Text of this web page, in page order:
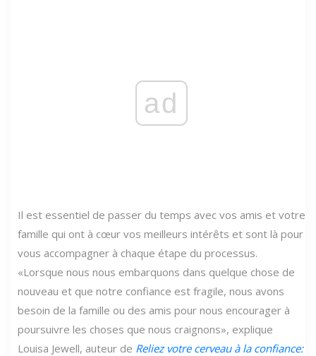
ad
Il est essentiel de passer du temps avec vos amis et votre
famille qui ont à cœur vos meilleurs intérêts et sont là pour
vous accompagner à chaque étape du processus.
«Lorsque nous nous embarquons dans quelque chose de
nouveau et que notre confiance est fragile, nous avons
besoin de la famille ou des amis pour nous encourager à
poursuivre les choses que nous craignons», explique
Louisa Jewell, auteur de Reliez votre cerveau à la confiance: